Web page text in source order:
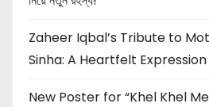
Zaheer Iqbal’s Tribute to
Sinha: A Heartfelt
New Poster for “Khel Khel